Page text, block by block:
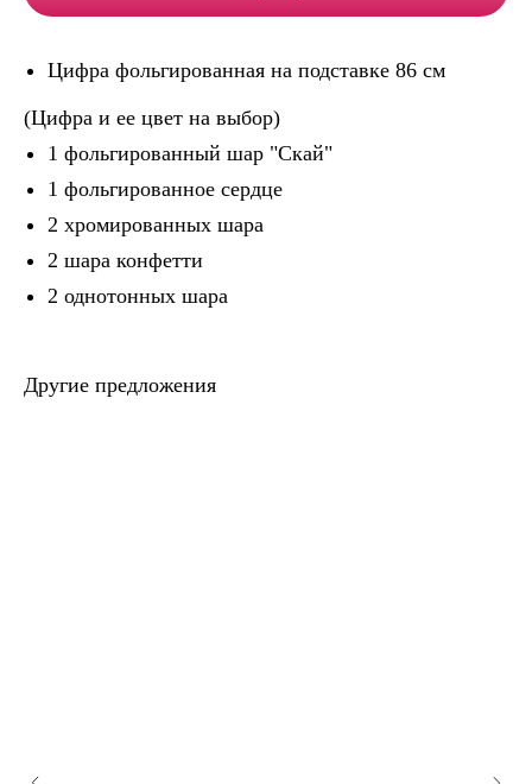
Цифра фольгированная на подставке 86 см
(Цифра и ее цвет на выбор)
1 фольгированный шар "Скай"
1 фольгированное сердце
2 хромированных шара
2 шара конфетти
2 однотонных шара
Другие предложения